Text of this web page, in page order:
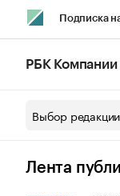
Подписка
РБК Компании
Выбор редакции
Лента